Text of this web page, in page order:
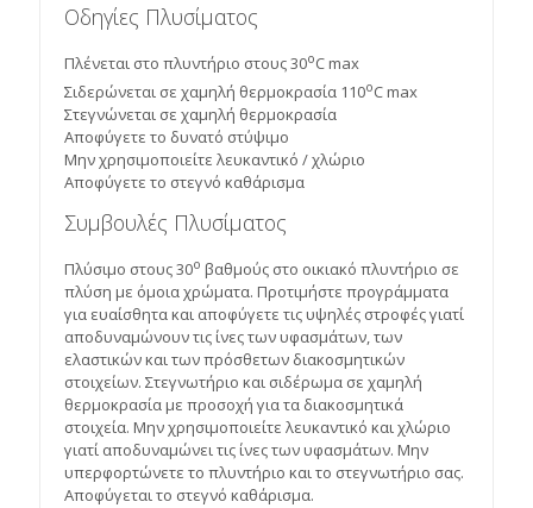
Οδηγίες Πλυσίματος
Πλένεται στο πλυντήριο στους 30οC max
Σιδερώνεται σε χαμηλή θερμοκρασία 110οC max
Στεγνώνεται σε χαμηλή θερμοκρασία
Αποφύγετε το δυνατό στύψιμο
Μην χρησιμοποιείτε λευκαντικό / χλώριο
Αποφύγετε το στεγνό καθάρισμα
Συμβουλές Πλυσίματος
Πλύσιμο στους 30ο βαθμούς στο οικιακό πλυντήριο σε
πλύση με όμοια χρώματα. Προτιμήστε προγράμματα
για ευαίσθητα και αποφύγετε τις υψηλές στροφές γιατί
αποδυναμώνουν τις ίνες των υφασμάτων, των
ελαστικών και των πρόσθετων διακοσμητικών
στοιχείων. Στεγνωτήριο και σιδέρωμα σε χαμηλή
θερμοκρασία με προσοχή για τα διακοσμητικά
στοιχεία. Μην χρησιμοποιείτε λευκαντικό και χλώριο
γιατί αποδυναμώνει τις ίνες των υφασμάτων. Μην
υπερφορτώνετε το πλυντήριο και το στεγνωτήριο σας.
Αποφύγεται το στεγνό καθάρισμα.